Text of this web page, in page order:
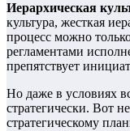
Иерархическая
культура, жесткая
процесс можно
регламентами
препятствует
Но даже в условиях
стратегически. Вот
стратегическому